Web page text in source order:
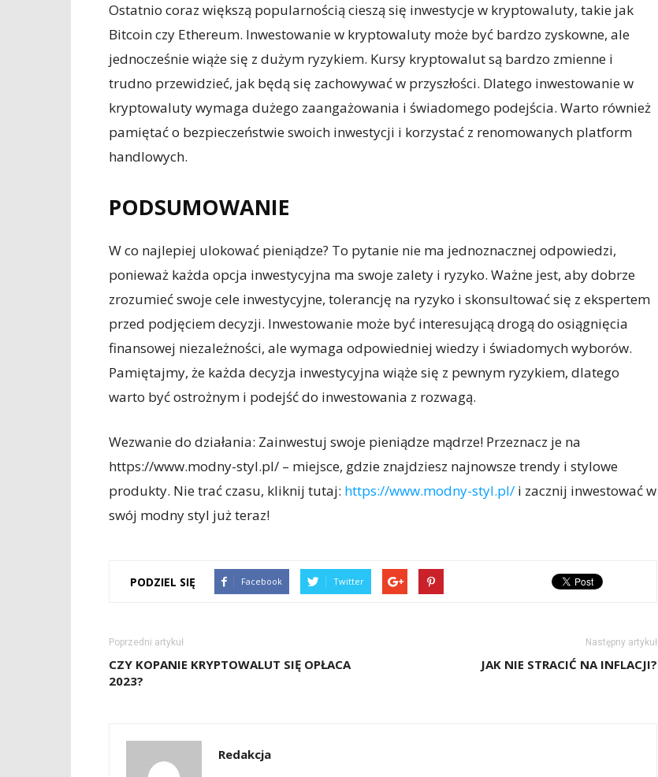
Ostatnio coraz większą popularnością cieszą się inwestycje w kryptowaluty, takie jak
Bitcoin czy Ethereum. Inwestowanie w kryptowaluty może być bardzo zyskowne, ale
jednocześnie wiąże się z dużym ryzykiem. Kursy kryptowalut są bardzo zmienne i
trudno przewidzieć, jak będą się zachowywać w przyszłości. Dlatego inwestowanie w
kryptowaluty wymaga dużego zaangażowania i świadomego podejścia. Warto również
pamiętać o bezpieczeństwie swoich inwestycji i korzystać z renomowanych platform
handlowych.
PODSUMOWANIE
W co najlepiej ulokować pieniądze? To pytanie nie ma jednoznacznej odpowiedzi,
ponieważ każda opcja inwestycyjna ma swoje zalety i ryzyko. Ważne jest, aby dobrze
zrozumieć swoje cele inwestycyjne, tolerancję na ryzyko i skonsultować się z ekspertem
przed podjęciem decyzji. Inwestowanie może być interesującą drogą do osiągnięcia
finansowej niezależności, ale wymaga odpowiedniej wiedzy i świadomych wyborów.
Pamiętajmy, że każda decyzja inwestycyjna wiąże się z pewnym ryzykiem, dlatego
warto być ostrożnym i podejść do inwestowania z rozwagą.
Wezwanie do działania: Zainwestuj swoje pieniądze mądrze! Przeznacz je na
https://www.modny-styl.pl/ – miejsce, gdzie znajdziesz najnowsze trendy i stylowe
produkty. Nie trać czasu, kliknij tutaj: https://www.modny-styl.pl/ i zacznij inwestować w
swój modny styl już teraz!
PODZIEL SIĘ Facebook Twitter
Poprzedni artykuł
CZY KOPANIE KRYPTOWALUT SIĘ OPŁACA
2023?
Następny artykuł
JAK NIE STRACIĆ NA INFLACJI?
Redakcja